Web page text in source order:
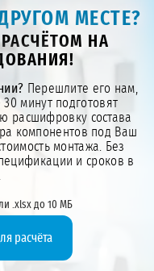
МЕСТЕ?
НА
Перешлите его нам,
минут подготовят
расшифровку состава
компонентов под Ваш
монтажа. Без
и сроков в
.xlsx до 10 МБ
расчёта